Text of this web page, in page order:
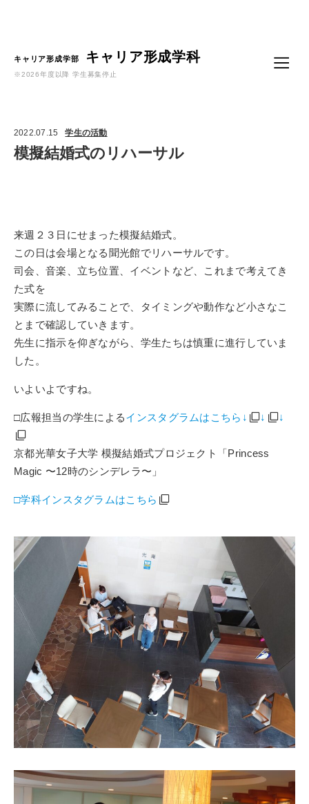
キャリア形成学部 キャリア形成学科
※2026年度以降 学生募集停止
2022.07.15 学生の活動
模擬結婚式のリハーサル
来週２３日にせまった模擬結婚式。
この日は会場となる聞光館でリハーサルです。
司会、音楽、立ち位置、イベントなど、これまで考えてき
た式を
実際に流してみることで、タイミングや動作など小さなこ
とまで確認していきます。
先生に指示を仰ぎながら、学生たちは慎重に進行していま
した。
いよいよですね。
□広報担当の学生によるインスタグラムはこちら↓ ↓ ↓
京都光華女子大学 模擬結婚式プロジェクト
「Princess
Magic 〜12時のシンデレラ〜」
□学科インスタグラムはこちら